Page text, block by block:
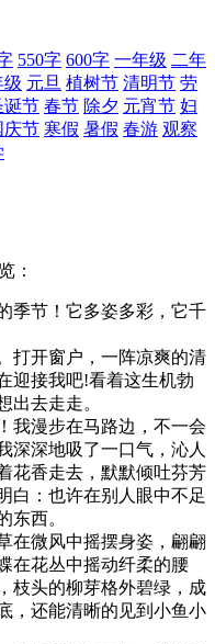
550字 600字 一年级 二年
级 元旦 植树节 清明节 劳
诞节 春节 除夕 元宵节 妇
庆节 寒假 暑假 春游 观察
：
季节！它多姿多彩，它千
打开窗户，一阵凉爽的清
迎接我吧!看着这生机勃
出去走走。
我漫步在马路边，不一会
深深地吸了一口气，沁人
花香走去，默默倾吐芬芳
白：也许在别人眼中不足
东西。
在微风中摇摆身姿，翩翩
在花丛中摇动纤柔的腰
枝头的柳芽格外碧绿，成
，还能清晰的见到小鱼小